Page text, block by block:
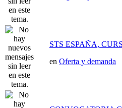
STS ESPAÑA,
en Oferta y demanda